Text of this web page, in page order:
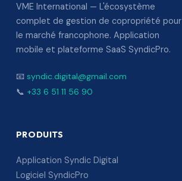
VME International — L'écosystème
complet de gestion de copropriété pour
le marché francophone. Application
mobile et plateforme SaaS SyndicPro.
📧 syndic.digital@gmail.com
📞 +33 6 51 11 56 90
PRODUITS
Application Syndic Digital
Logiciel SyndicPro